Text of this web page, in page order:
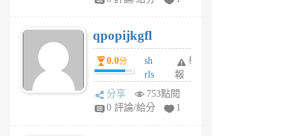
6
個
月
前
qpopijkgfl
0.0分
sh
rls
k
m
舉
報
分享
753點閱
0 評論/給分
1